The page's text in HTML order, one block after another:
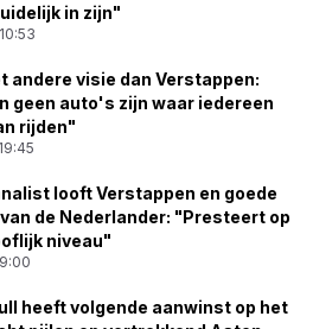
in zijn"
andere visie dan Verstappen:
geen auto's zijn waar iedereen
rijden"
looft Verstappen en goede
de Nederlander: "Presteert op
niveau"
heeft volgende aanwinst op het